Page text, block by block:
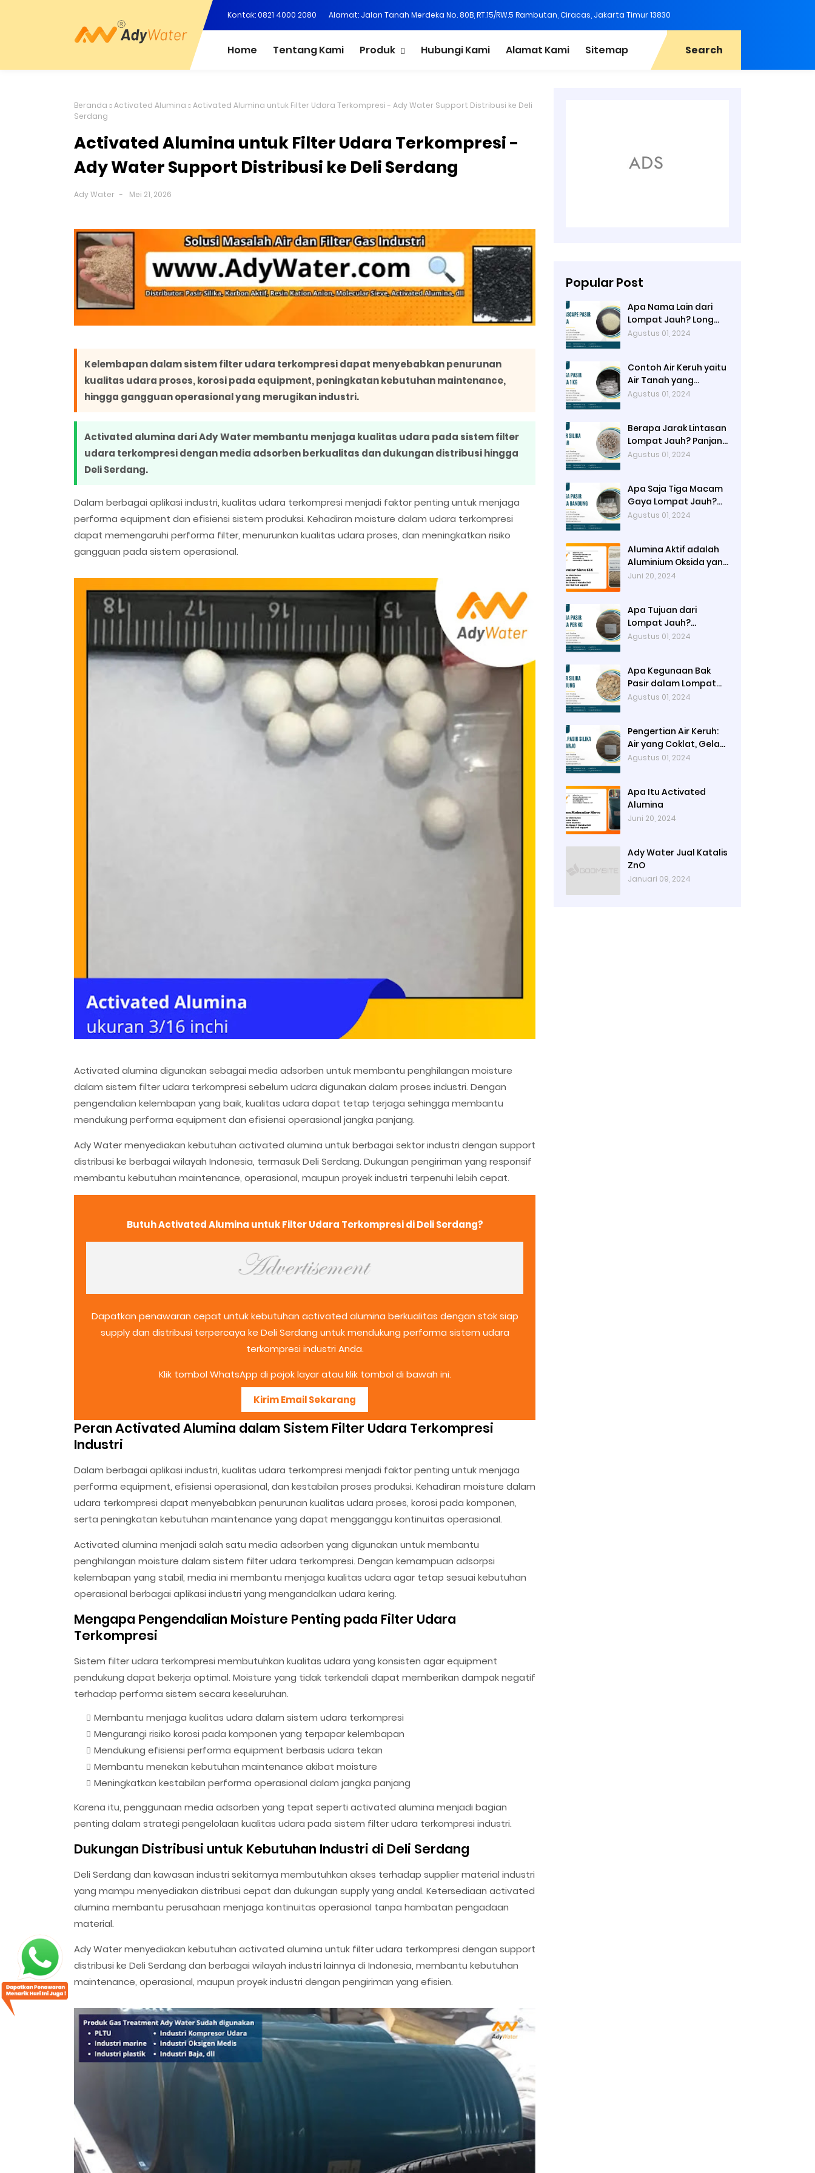
Kontak: 0821 4000 2080 Alamat: Jalan Tanah Merdeka No. 80B, RT.15/RW.5 Rambutan, Ciracas, Jakarta Timur 13830
Home Tentang Kami Produk Hubungi Kami Alamat Kami Sitemap Search
Beranda Activated Alumina
Activated Alumina untuk Filter Udara Terkompresi - Ady Water Support Distribusi ke Deli
Serdang
Activated Alumina untuk Filter Udara Terkompresi -
Ady Water Support Distribusi ke Deli Serdang
Ady Water Mei 21, 2026
Kelembapan dalam sistem filter udara terkompresi dapat menyebabkan penurunan
kualitas udara proses, korosi pada equipment, peningkatan kebutuhan maintenance,
hingga gangguan operasional yang merugikan industri.
Activated alumina dari Ady Water membantu menjaga kualitas udara pada sistem filter
udara terkompresi dengan media adsorben berkualitas dan dukungan distribusi hingga
Deli Serdang.
Dalam berbagai aplikasi industri, kualitas udara terkompresi menjadi faktor penting untuk menjaga
performa equipment dan efisiensi sistem produksi. Kehadiran moisture dalam udara terkompresi
dapat memengaruhi performa filter, menurunkan kualitas udara proses, dan meningkatkan risiko
gangguan pada sistem operasional.
Activated alumina digunakan sebagai media adsorben untuk membantu penghilangan moisture
dalam sistem filter udara terkompresi sebelum udara digunakan dalam proses industri. Dengan
pengendalian kelembapan yang baik, kualitas udara dapat tetap terjaga sehingga membantu
mendukung performa equipment dan efisiensi operasional jangka panjang.
Ady Water menyediakan kebutuhan activated alumina untuk berbagai sektor industri dengan support
distribusi ke berbagai wilayah Indonesia, termasuk Deli Serdang. Dukungan pengiriman yang responsif
membantu kebutuhan maintenance, operasional, maupun proyek industri terpenuhi lebih cepat.
Butuh Activated Alumina untuk Filter Udara Terkompresi di Deli Serdang?
Dapatkan penawaran cepat untuk kebutuhan activated alumina berkualitas dengan stok siap
supply dan distribusi terpercaya ke Deli Serdang untuk mendukung performa sistem udara
terkompresi industri Anda.
Klik tombol WhatsApp di pojok layar atau klik tombol di bawah ini.
Kirim Email Sekarang
Peran Activated Alumina dalam Sistem Filter Udara Terkompresi
Industri
Dalam berbagai aplikasi industri, kualitas udara terkompresi menjadi faktor penting untuk menjaga
performa equipment, efisiensi operasional, dan kestabilan proses produksi. Kehadiran moisture dalam
udara terkompresi dapat menyebabkan penurunan kualitas udara proses, korosi pada komponen,
serta peningkatan kebutuhan maintenance yang dapat mengganggu kontinuitas operasional.
Activated alumina menjadi salah satu media adsorben yang digunakan untuk membantu
penghilangan moisture dalam sistem filter udara terkompresi. Dengan kemampuan adsorpsi
kelembapan yang stabil, media ini membantu menjaga kualitas udara agar tetap sesuai kebutuhan
operasional berbagai aplikasi industri yang mengandalkan udara kering.
Mengapa Pengendalian Moisture Penting pada Filter Udara
Terkompresi
Sistem filter udara terkompresi membutuhkan kualitas udara yang konsisten agar equipment
pendukung dapat bekerja optimal. Moisture yang tidak terkendali dapat memberikan dampak negatif
terhadap performa sistem secara keseluruhan.
Membantu menjaga kualitas udara dalam sistem udara terkompresi
Mengurangi risiko korosi pada komponen yang terpapar kelembapan
Mendukung efisiensi performa equipment berbasis udara tekan
Membantu menekan kebutuhan maintenance akibat moisture
Meningkatkan kestabilan performa operasional dalam jangka panjang
Karena itu, penggunaan media adsorben yang tepat seperti activated alumina menjadi bagian
penting dalam strategi pengelolaan kualitas udara pada sistem filter udara terkompresi industri.
Dukungan Distribusi untuk Kebutuhan Industri di Deli Serdang
Deli Serdang dan kawasan industri sekitarnya membutuhkan akses terhadap supplier material industri
yang mampu menyediakan distribusi cepat dan dukungan supply yang andal. Ketersediaan activated
alumina membantu perusahaan menjaga kontinuitas operasional tanpa hambatan pengadaan
material.
Ady Water menyediakan kebutuhan activated alumina untuk filter udara terkompresi dengan support
distribusi ke Deli Serdang dan berbagai wilayah industri lainnya di Indonesia, membantu kebutuhan
maintenance, operasional, maupun proyek industri dengan pengiriman yang efisien.
Popular Post
Apa Nama Lain dari
Lompat Jauh? Long
Jump
Agustus 01, 2024
Contoh Air Keruh yaitu
Air Tanah yang
Mengandung Pasir /
Agustus 01, 2024
Berapa Jarak Lintasan
Lompat Jauh? Panjang
40-45 meter, Lebar
Agustus 01, 2024
Apa Saja Tiga Macam
Gaya Lompat Jauh?
Hang Style, Stride
Agustus 01, 2024
Alumina Aktif adalah
Aluminium Oksida yang
Sangat Berpori untuk
Kapasitas
Adsorpsinya
Juni 20, 2024
Apa Tujuan dari
Lompat Jauh?
Mencapai Jarak
Lompat
Agustus 01, 2024
Apa Kegunaan Bak
Pasir dalam Lompat
Jauh? Area
Agustus 01, 2024
Pengertian Air Keruh:
Air yang Coklat, Gelap
dan Kotor sehingga
Agustus 01, 2024
Apa Itu Activated
Alumina
Juni 20, 2024
Ady Water Jual Katalis
ZnO
Januari 09, 2024